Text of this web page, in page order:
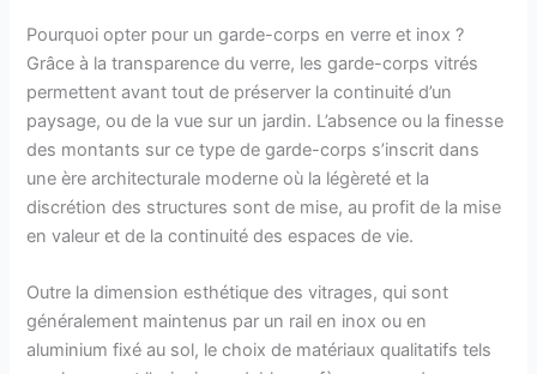
Pourquoi opter pour un garde-corps en verre et inox ?
Grâce à la transparence du verre, les garde-corps vitrés
permettent avant tout de préserver la continuité d’un
paysage, ou de la vue sur un jardin. L’absence ou la finesse
des montants sur ce type de garde-corps s’inscrit dans
une ère architecturale moderne où la légèreté et la
discrétion des structures sont de mise, au profit de la mise
en valeur et de la continuité des espaces de vie.
Outre la dimension esthétique des vitrages, qui sont
généralement maintenus par un rail en inox ou en
aluminium fixé au sol, le choix de matériaux qualitatifs tels